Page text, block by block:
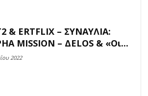
& ERTFLIX – ΣΥΝΑΥΛΙΑ:
MISSION – ΔELOS & «Οι...
2022